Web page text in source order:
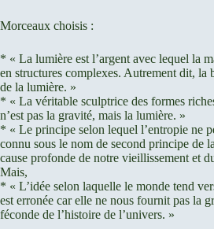
Morceaux choisis :
* « La lumière est l’argent avec lequel la
en structures complexes. Autrement dit, la
de la lumière. »
* « La véritable sculptrice des formes
n’est pas la gravité, mais la lumière. »
* « Le principe selon lequel l’entropie ne
connu sous le nom de second principe de
cause profonde de notre vieillissement et
Mais,
* « L’idée selon laquelle le monde tend
est erronée car elle ne nous fournit pas la
féconde de l’histoire de l’univers. »